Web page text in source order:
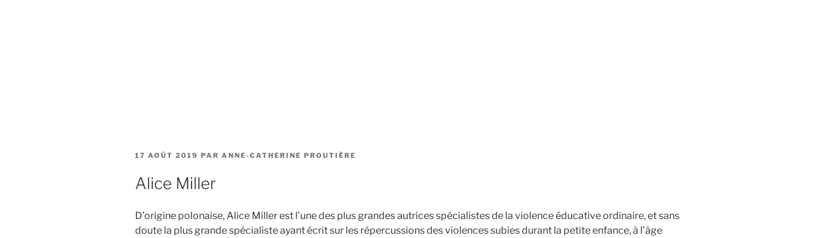
PUBLIÉ
17 AOÛT 2019 PAR ANNE-CATHERINE PROUTIÈRE
Alice Miller
D’origine polonaise, Alice Miller est l’une des plus grandes autrices spécialistes de la violence éducative ordinaire, et sans
doute la plus grande spécialiste ayant écrit sur les répercussions des violences subies durant la petite enfance, à l’âge